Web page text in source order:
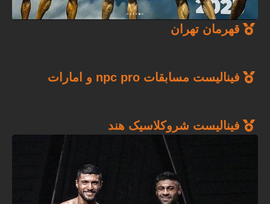
قهرمان تهران
فینالیست مسابقات npc pro و امارات
فینالیست شروکلاسیک هند